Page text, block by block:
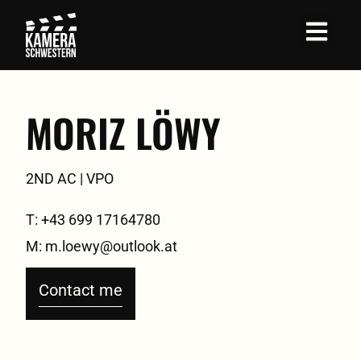
MORIZ LÖWY
2ND AC | VPO
T: +43 699 17164780
M: m.loewy@outlook.at
Contact me